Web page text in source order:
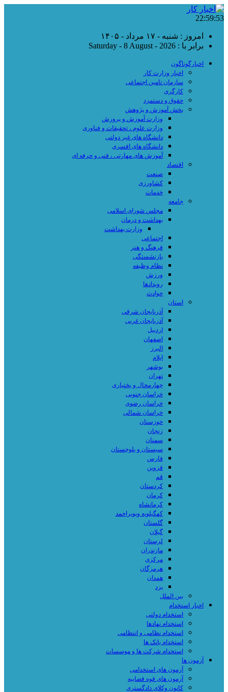
22:59:54
امروز : شنبه - ۱۷ مرداد - ۱۴۰۵
برابر با : Saturday - 8 August - 2026
اخبارگوناگون
اخبار وزارت کار
سازمان تامین اجتماعی
کارگری
حقوق و دستمزد
بخش آموزش و پژوهش
وزارت آموزش و پرورش
وزارت علوم ، تحقیقات و فناوری
دانشگاه های غیر دولتی
دانشگاه های افسری
آموزش های مهارتی ، فنی و حرفه ای
اقتصاد
صنعت
کشاورزی
خدمات
جامعه
مجلس شورای اسلامی
بهداشت و درمان
وزارت بهداشت
اجتماعی
فرهنگ و هنر
بازنشستگی
نظام وظیفه
ورزش
رویدادها
حوادث
استان
آذربایجان شرقی
آذربایجان غربی
اردبیل
اصفهان
البرز
ایلام
بوشهر
تهران
چهارمحال و بختیاری
خراسان جنوبی
خراسان رضوی
خراسان شمالی
خوزستان
زنجان
سمنان
سیستان و بلوچستان
فارس
قزوین
قم
کردستان
کرمان
کرمانشاه
کهگیلویه وبویراحمد
گلستان
گیلان
لرستان
مازندران
مرکزی
هرمزگان
همدان
یزد
بین الملل
اخبار استخدام
استخدام دولتی
استخدام نهادها
استخدام نظامی و انتظامی
استخدام بانک ها
استخدام شرکت ها و موسسات
آزمون ها
آزمون های استخدامی
آزمون های قوه قضاییه
کانون وکلای دادگستری